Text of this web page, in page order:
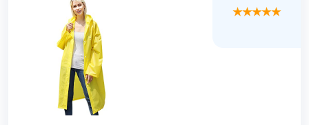
★★★★★